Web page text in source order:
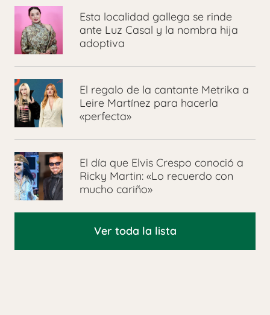
Esta localidad gallega se rinde
ante Luz Casal y la nombra hija
adoptiva
El regalo de la cantante Metrika a
Leire Martínez para hacerla
«perfecta»
El día que Elvis Crespo conoció a
Ricky Martin: «Lo recuerdo con
mucho cariño»
Ver toda la lista